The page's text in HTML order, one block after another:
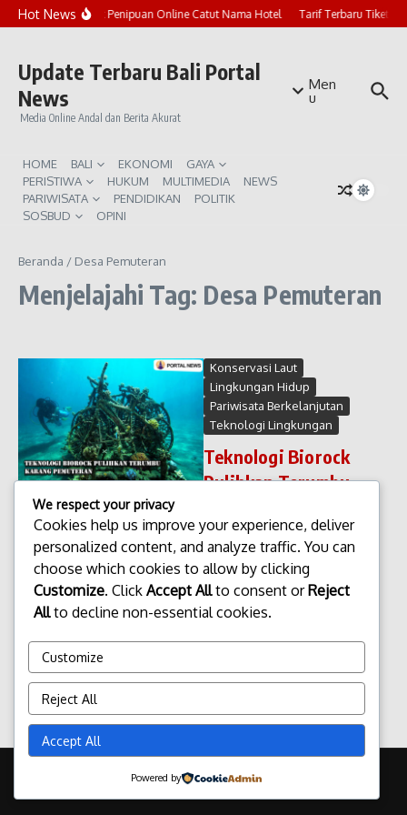
Lewati ke konten
Hot NewsMarak Penipuan Online Catut Nama Hotel Tarif Terbaru Tiket
Update Terbaru Bali Portal
News
Media Online Andal dan Berita Akurat
Men
u
HOME BALI EKONOMI
GAYA
PERISTIWA
HUKUM MULTIMEDIA
NEWS
PARIWISATA
PENDIDIKAN
POLITIK
SOSBUD
OPINI
Beranda / Desa Pemuteran
Menjelajahi Tag: Desa Pemuteran
Konservasi Laut
Lingkungan Hidup
Pariwisata Berkelanjutan
Teknologi Lingkungan
Teknologi Biorock
Pulihkan Terumbu
Teknologi Biorock Pulihkan
Terumbu Karang Pemuteran.
Pemuteran, sebuah desa
pesisir di Bali Utara, pernah
menghadapi krisis lingkungan
rusaknya terumbu karang.
admin Januari 4, 2026
Read More
Copyright © 2026 Update Terbaru Bali Portal News | Powered by
We respect your privacy
Cookies help us improve your experience, deliver
personalized content, and analyze traffic. You can
choose which cookies to allow by clicking
Customize. Click Accept Allto consent orReject
Allto decline non-essential cookies.
Customize
Reject All
Accept All
Powered by